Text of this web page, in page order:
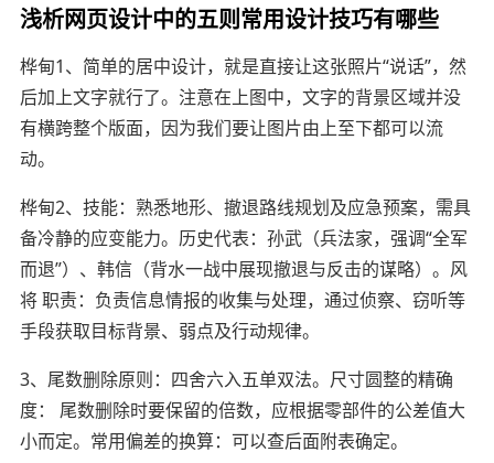
浅析网页设计中的五则常用设计技巧有哪些
桦甸1、简单的居中设计，就是直接让这张照片“说话”，然
后加上文字就行了。注意在上图中，文字的背景区域并没
有横跨整个版面，因为我们要让图片由上至下都可以流
动。
桦甸2、技能：熟悉地形、撤退路线规划及应急预案，需具
备冷静的应变能力。历史代表：孙武（兵法家，强调“全军
而退”）、韩信（背水一战中展现撤退与反击的谋略）。风
将 职责：负责信息情报的收集与处理，通过侦察、窃听等
手段获取目标背景、弱点及行动规律。
3、尾数删除原则：四舍六入五单双法。尺寸圆整的精确
度： 尾数删除时要保留的倍数，应根据零部件的公差值大
小而定。常用偏差的换算：可以查后面附表确定。